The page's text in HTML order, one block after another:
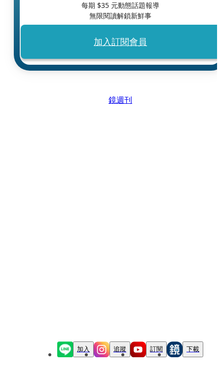
每期 $35 元動態話題報導
無限閱讀解鎖新鮮事
加入訂閱會員
鏡週刊
加入 追蹤 訂閱 下載